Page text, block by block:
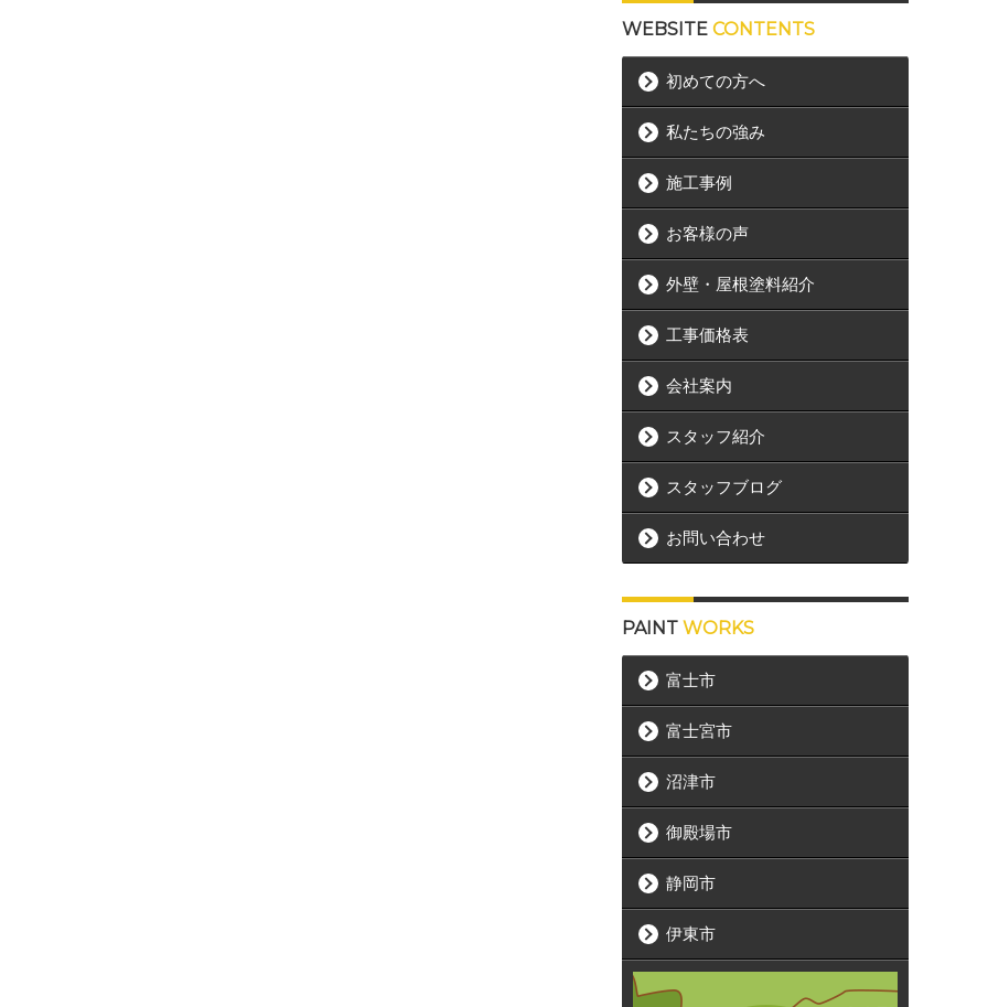
WEBSITE CONTENTS
初めての方へ
私たちの強み
施工事例
お客様の声
外壁・屋根塗料紹介
工事価格表
会社案内
スタッフ紹介
スタッフブログ
お問い合わせ
PAINT WORKS
富士市
富士宮市
沼津市
御殿場市
静岡市
伊東市